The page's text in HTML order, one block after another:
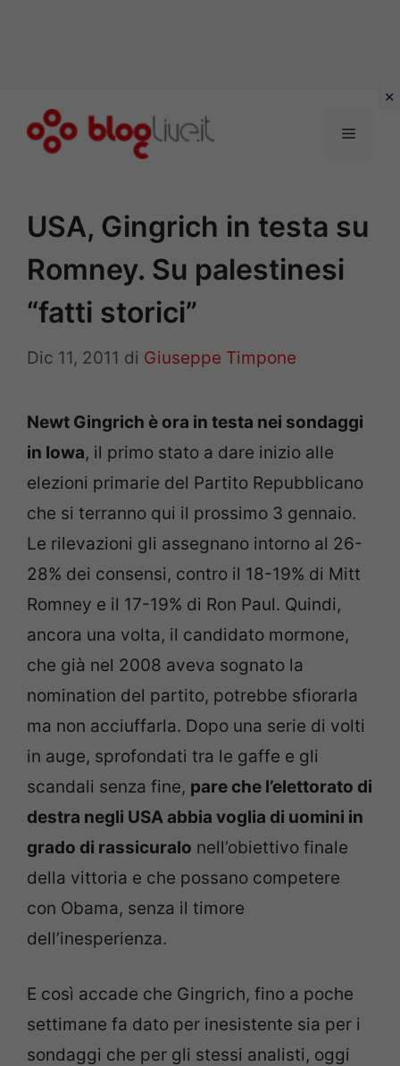
Menu
USA, Gingrich in testa su
Romney. Su palestinesi
“fatti storici”
Dic 11, 2011 di Giuseppe Timpone
Newt Gingrich è ora in testa nei sondaggi
in Iowa, il primo stato a dare inizio alle
elezioni primarie del Partito Repubblicano
che si terranno qui il prossimo 3 gennaio.
Le rilevazioni gli assegnano intorno al 26-
28% dei consensi, contro il 18-19% di Mitt
Romney e il 17-19% di Ron Paul. Quindi,
ancora una volta, il candidato mormone,
che già nel 2008 aveva sognato la
nomination del partito, potrebbe sfiorarla
ma non acciuffarla. Dopo una serie di volti
in auge, sprofondati tra le gaffe e gli
scandali senza fine, pare che l’elettorato di
destra negli USA abbia voglia di uomini in
grado di rassicuralo nell’obiettivo finale
della vittoria e che possano competere
con Obama, senza il timore
dell’inesperienza.
E così accade che Gingrich, fino a poche
settimane fa dato per inesistente sia per i
sondaggi che per gli stessi analisti, oggi